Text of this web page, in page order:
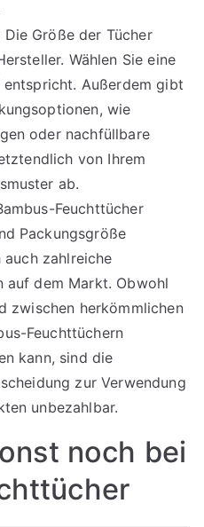
Die Größe der Tücher
Wählen Sie eine
Außerdem gibt
wie
oder nachfüllbare
von Ihrem
ab.
Feuchttücher
Packungsgröße
zahlreiche
auf dem Markt. Obwohl
zwischen herkömmlichen
Feuchttüchern
kann, sind die
zur Verwendung
unbezahlbar.
noch bei